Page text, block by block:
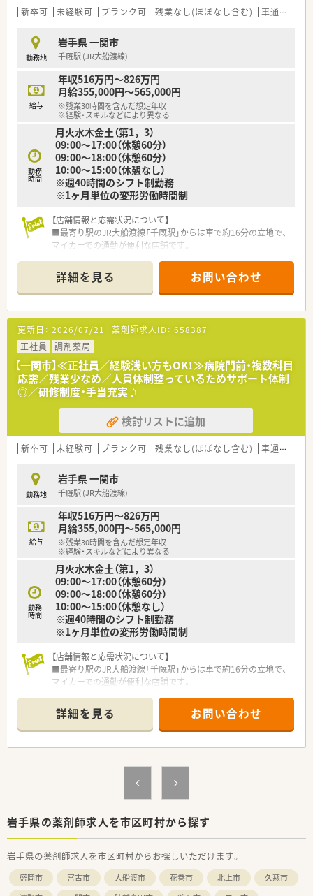
応実績と独自のノウハウをしっかりと築き上げてきました。
時代に合わせた先進的な取り組みを次々と進めています。
【こんな方にオススメ】
■総合病院門前の薬局で多様な処方箋を応需し、薬剤師としての
対応力をさらに磨き上げたい方にとてもオススメです。
■豊富なノウハウがある環境で在宅医療に深く携わり、地域医療
の第一線で貢献したい方に最適な求人案件です。
■福利厚生が充実した大手の環境のもとで、ワークライフバラン
スを重視しながら長く腰を据えて働きたい方に最適です。
新卒可 未経験可 ブランク可 残業なし(ほぼなし含む) 車通勤可
勤務地
岩手県 一関市
千厩駅 (JR大船渡線)
給与
年収516万円～826万円
月給355,000円～565,000円
※残業30時間を含んだ想定年収
※経験・スキルなどにより異なる
勤務
時間
月火水木金土（第1，3）
09:00～17:00（休憩60分）
09:00～18:00（休憩60分）
10:00～15:00（休憩なし）
※週40時間のシフト制勤務
※1ヶ月単位の変形労働時間制
【店舗情報と応需状況について】
■最寄り駅のJR大船渡線「千厩駅」からは車で約16分の立地で、
マイカーでの通勤が便利な店舗です。
日約70枚の処方箋を応需しています。
■薬剤師は常勤3名、医療事務は4名が在籍しており、一人ひとり
の業務負担が少なく、協力し合える環境です。
【募集背景と求める人物像について】
■地域医療への貢献をさらに強化するための増員募集となり、共
に成長していける新しい仲間を心待ちにしています。
■未経験の方やブランクがある方も歓迎しており、充実した研修
制度のもとで学びたいという意欲のある方を求めています。
■患者様やスタッフとのコミュニケーションを大切にし、チーム
ワークを尊重しながら前向きに業務に取り組める方を募集しま
す。
【勤務実態について】
■月間の平均残業時間は5時間程度と非常に少なく、定時退社が
■土曜日の営業は第1・第3週のみとなっているため、月に2回は
土日連休の取得が可能で、リフレッシュできます。
■薬剤師3名、事務4名という手厚い人員配置により、急な休みに
も対応しやすく、お互いに助け合える職場です。
【法人特徴について】
■「健康の総合商社」として医療・介護・福祉など5つの領域で事
業を展開し、地域社会の健康を多角的に支えています。
■「5年先を歩く薬局」をビジョンに掲げ、ドライブスルーや無菌
調剤室の設置など、常に新しい薬局のあり方を追求しています。
■日本薬剤師会学術大会への参加を積極的に奨励しており、最新
の知識習得やスキルアップの機会が豊富にあります。
詳細を見る お問い合わせ
更新日： 2026/07/21 薬剤師求人ID： 658387
正社員
調剤薬局
【一関市】≪正社員／経験浅い方もOK！≫病院門前・複数科目
応需／残業少なめ／人員体制整っているためサポート体制
◎／研修制度・手当充実♪
検討リストに追加
新卒可 未経験可 ブランク可 残業なし(ほぼなし含む) 車通勤可
勤務地
岩手県 一関市
千厩駅 (JR大船渡線)
給与
年収516万円～826万円
月給355,000円～565,000円
※残業30時間を含んだ想定年収
※経験・スキルなどにより異なる
勤務
時間
月火水木金土（第1，3）
09:00～17:00（休憩60分）
09:00～18:00（休憩60分）
10:00～15:00（休憩なし）
※週40時間のシフト制勤務
※1ヶ月単位の変形労働時間制
【店舗情報と応需状況について】
■最寄り駅のJR大船渡線「千厩駅」からは車で約16分の立地で、
マイカーでの通勤が便利な店舗です。
日約70枚の処方箋を応需しています。
■薬剤師は常勤3名、医療事務は4名が在籍しており、一人ひとり
の業務負担が少なく、協力し合える環境です。
■地域医療への貢献をさらに強化するための増員募集となり、共
に成長していける新しい仲間を心待ちにしています。
■患者様やスタッフとのコミュニケーションを大切にし、チーム
【勤務実態について】
■月間の平均残業時間は5時間程度と非常に少なく、定時退社が
詳細を見る お問い合わせ
岩手県の薬剤師求人を市区町村から探す
岩手県の薬剤師求人を市区町村からお探しいただけます。
盛岡市 宮古市 大船渡市 花巻市 北上市
久慈市